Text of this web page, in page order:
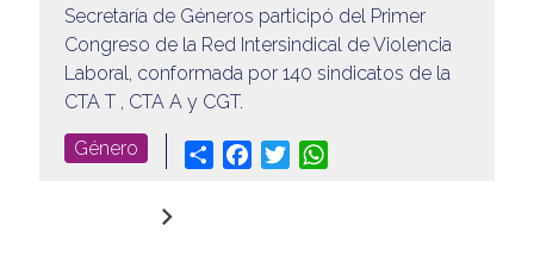
Secretaría de Géneros participó del Primer
Congreso de la Red Intersindical de Violencia
Laboral, conformada por 140 sindicatos de la
CTA T , CTA A y CGT.
Género Share Facebook
Twitter
keyboard_arrow_right